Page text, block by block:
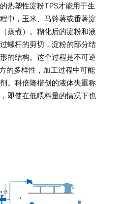
热塑性淀粉TPS才能用于生
中，玉米、马铃薯或番薯淀
蒸煮）。糊化后的淀粉和液
螺杆的剪切，淀粉的部分结
的结构。这个过程是不可逆
的多样性，加工过程中可能
。科倍隆楷创的液体失重称
即使在低喂料量的情况下也